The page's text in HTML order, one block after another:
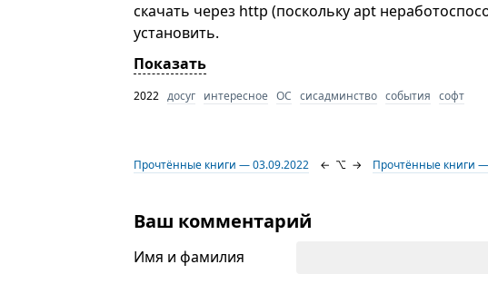
скачать через http (поскольку apt
установить.
Показать
2022 досуг интересное ОС сисадминство события софт
Прочтённые книги — 03.09.2022 ← ⌥ → Прочтённые книги
Ваш комментарий
Имя и фамилия